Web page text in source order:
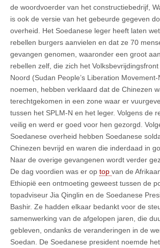
de woordvoerder van het constructiebedrijf,
is ook de versie van het gebeurde gegeven
overheid. Het Soedanese leger heeft laten
rebellen burgers aanvielen en dat ze 70
gevangen genomen, waaronder een groot
rebellen zelf, die zich het
Noord (Sudan People’s Liberation
noemen, hebben verklaard dat de Chinezen
terechtgekomen in een zone waar er
tussen het SPLM-N en het leger. Volgens de
veilig en werd er goed voor hen gezorgd.
Soedanese overheid hebben Soedanese
Chinezen bevrijd en waren die inderdaad in
Naar de overige gevangenen wordt verder
De dag voordien was er op top van de
Ethiopië een ontmoeting geweest tussen de
topadviseur Jia Qinglin en de Soedanese
Bashir. Ze hadden elkaar bedankt voor de
samenwerking van de afgelopen jaren, die
gebleven, ondanks de veranderingen in de
Soedan. De Soedanese president noemde